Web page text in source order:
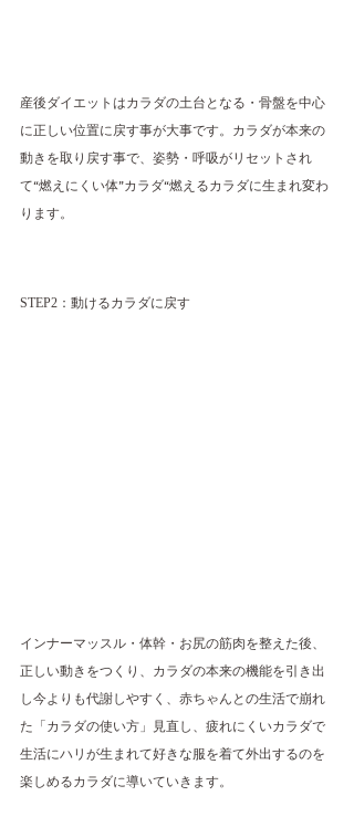
産後ダイエットはカラダの土台となる・骨盤を中心
に正しい位置に戻す事が大事です。カラダが本来の
動きを取り戻す事で、姿勢・呼吸がリセットされ
て“燃えにくい体”カラダ“燃えるカラダに生まれ変わ
ります。
STEP2：動けるカラダに戻す
インナーマッスル・体幹・お尻の筋肉を整えた後、
正しい動きをつくり、カラダの本来の機能を引き出
し今よりも代謝しやすく、赤ちゃんとの生活で崩れ
た「カラダの使い方」見直し、疲れにくいカラダで
生活にハリが生まれて好きな服を着て外出するのを
楽しめるカラダに導いていきます。